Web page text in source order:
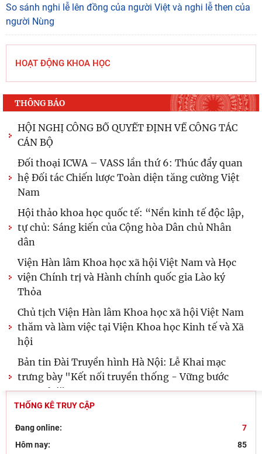
So sánh nghi lễ lên đồng của người Việt và nghi lễ then của
người Nùng
HOẠT ĐỘNG KHOA HỌC
THÔNG BÁO
dân
Viện Hàn lâm Khoa học xã hội Việt Nam và Học
viện Chính trị và Hành chính quốc gia Lào ký
Thỏa
thăm và làm việc tại Viện Khoa học Kinh tế và Xã
hội
Bản tin Đài Truyền hình Hà Nội: Lễ Khai mạc
trưng bày "Kết nối truyền thống - Vững bước
tương lai"
ĐÓN TIẾP TS. ELENA GORDIENKO: TĂNG
CƯỜNG TRAO ĐỔI HỌC THUẬT VỀ TÔN GIÁO VÀ
VĂN HÓA GIỮA VIỆT NAM VÀ
Lễ ký kết Thỏa thuận hợp tác giữa Viện Hàn lâm
Khoa học xã hội Việt Nam và Tỉnh ủy Cao Bằng
Khai mạc trưng bày “Kết nối truyền thống, vững
bước tương lai”
Giữ màu xanh đại ngàn từ “ý Đảng - lòng dân”:
phát huy tri thức địa phương của đồng bào dân
tộc
THỐNG KÊ TRUY CẬP
Đang online:
7
Hôm nay:
85